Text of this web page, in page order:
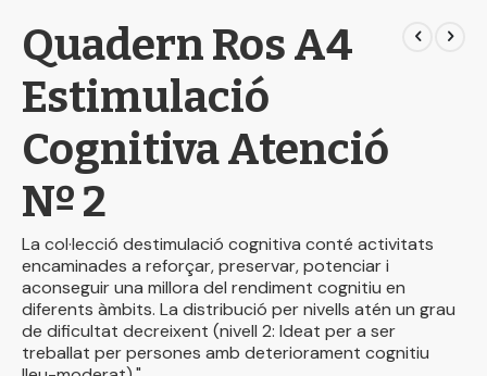
to
the
of
images
gallery
Quadern Ros A4
Estimulació
Cognitiva Atenció
Nº 2
La col·lecció destimulació cognitiva conté activitats
encaminades a reforçar, preservar, potenciar i
aconseguir una millora del rendiment cognitiu en
diferents àmbits. La distribució per nivells atén un grau
de dificultat decreixent (nivell 2: Ideat per a ser
treballat per persones amb deteriorament cognitiu